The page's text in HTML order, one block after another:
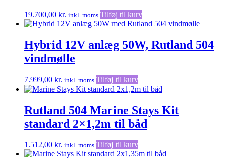
19.700,00 kr. inkl. moms Tilføj til kurv
Hybrid 12V anlæg 50W, Rutland 504
vindmølle
7.999,00 kr. inkl. moms Tilføj til kurv
Rutland 504 Marine Stays Kit
standard 2×1,2m til båd
1.512,00 kr. inkl. moms Tilføj til kurv